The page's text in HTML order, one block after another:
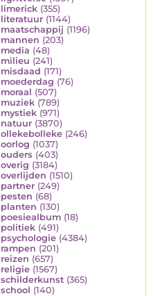
limerick (355)
literatuur (1144)
maatschappij (1196)
mannen (203)
media (48)
milieu (241)
misdaad (171)
moederdag (76)
moraal (507)
muziek (789)
mystiek (971)
natuur (3870)
ollekebolleke (246)
oorlog (1037)
ouders (403)
overig (3184)
overlijden (1510)
partner (249)
pesten (68)
planten (130)
poesiealbum (18)
politiek (491)
psychologie (4384)
rampen (201)
reizen (657)
religie (1567)
schilderkunst (365)
school (140)